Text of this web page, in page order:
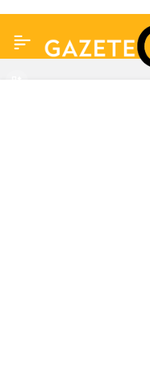
müsabakalarda 6 bin